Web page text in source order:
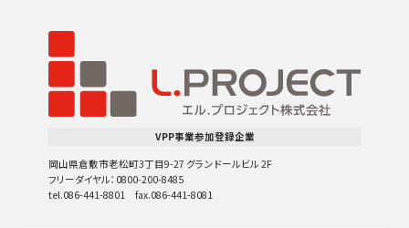
VPP事業参加登録企業
岡山県倉敷市老松町3丁目9-27 グランドールビル 2F
フリーダイヤル：0800-200-8485
tel.086-441-8801 fax.086-441-8081